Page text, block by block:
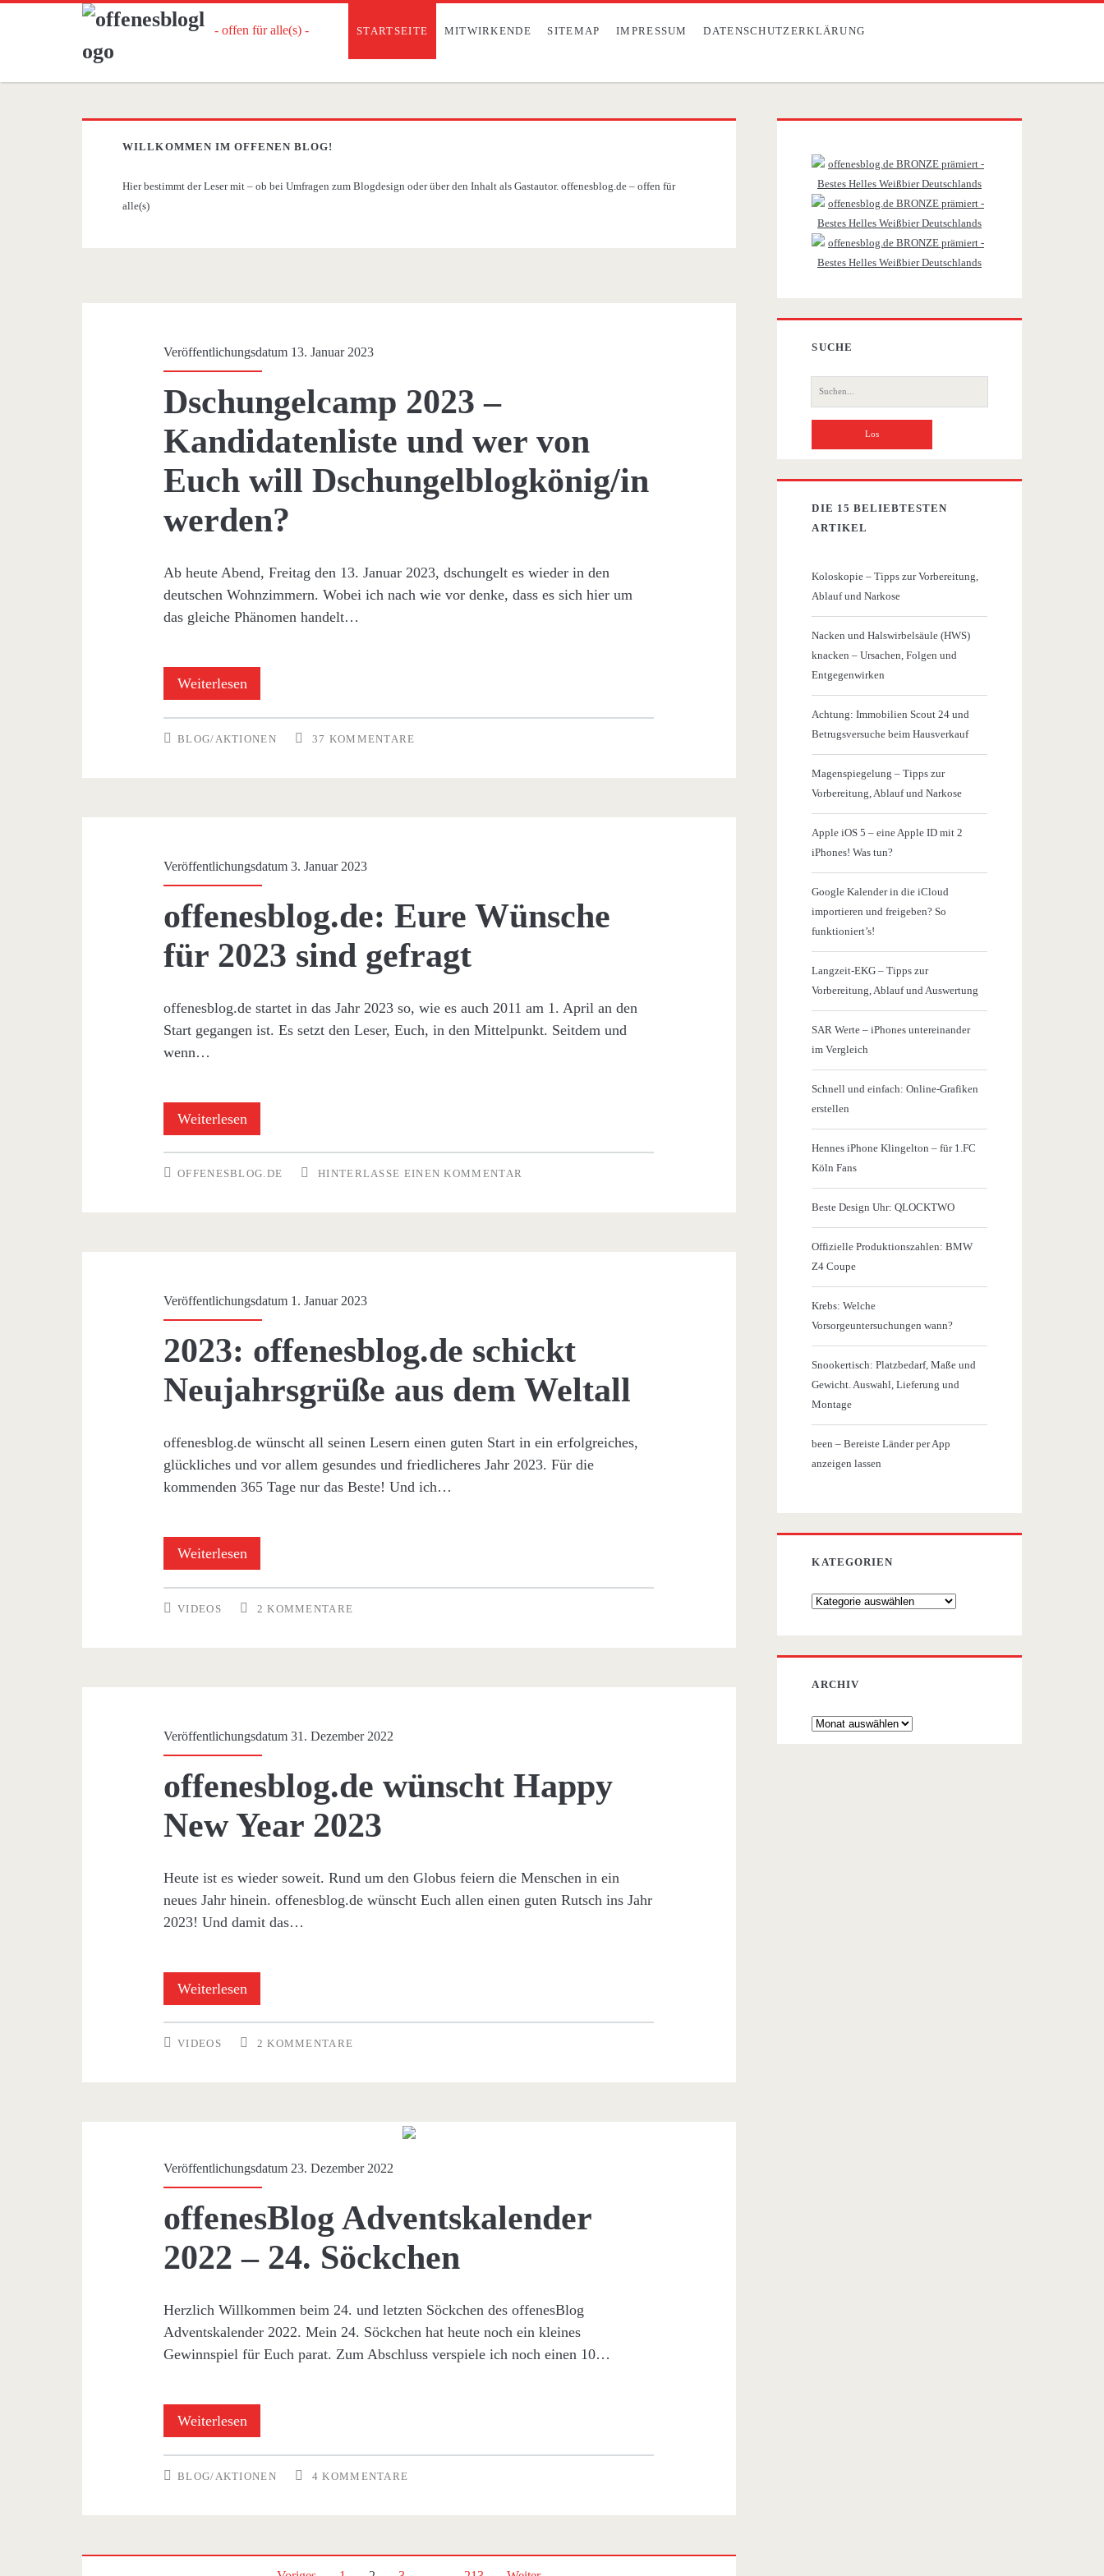
- offen für alle(s) - STARTSEITE MITWIRKENDE SITEMAP IMPRESSUM DATENSCHUTZERKLÄRUNG
WILLKOMMEN IM OFFENEN BLOG!
Hier bestimmt der Leser mit – ob bei Umfragen zum Blogdesign oder über den Inhalt als Gastautor. offenesblog.de – offen für
alle(s)
BeiträgeVeröffentlichungsdatum 13. Januar 2023
Dschungelcamp 2023 –
Kandidatenliste und wer von
Euch will Dschungelblogkönig/in
werden?
Ab heute Abend, Freitag den 13. Januar 2023, dschungelt es wieder in den
deutschen Wohnzimmern. Wobei ich nach wie vor denke, dass es sich hier um
das gleiche Phänomen handelt…
WeiterlesenDschungelcamp
2023
Euch
will
Dschungelblogkönig/in
werden?
BLOG/AKTIONEN 37 KOMMENTARE
Veröffentlichungsdatum 3. Januar 2023
offenesblog.de: Eure Wünsche
für 2023 sind gefragt
offenesblog.de startet in das Jahr 2023 so, wie es auch 2011 am 1. April an den
Start gegangen ist. Es setzt den Leser, Euch, in den Mittelpunkt. Seitdem und
wenn…
Weiterlesenoffenesblog.de:
Eure
OFFENESBLOG.DE HINTERLASSE EINEN KOMMENTAR
Veröffentlichungsdatum 1. Januar 2023
2023: offenesblog.de schickt
Neujahrsgrüße aus dem Weltall
offenesblog.de wünscht all seinen Lesern einen guten Start in ein erfolgreiches,
glückliches und vor allem gesundes und friedlicheres Jahr 2023. Für die
kommenden 365 Tage nur das Beste! Und ich…
Weiterlesen2023:
offenesblog.de
VIDEOS 2 KOMMENTARE
Veröffentlichungsdatum 31. Dezember 2022
offenesblog.de wünscht Happy
New Year 2023
Heute ist es wieder soweit. Rund um den Globus feiern die Menschen in ein
neues Jahr hinein. offenesblog.de wünscht Euch allen einen guten Rutsch ins Jahr
2023! Und damit das…
Weiterlesenoffenesblog.de
wünscht
VIDEOS 2 KOMMENTARE
Veröffentlichungsdatum 23. Dezember 2022
offenesBlog Adventskalender
2022 – 24. Söckchen
Herzlich Willkommen beim 24. und letzten Söckchen des offenesBlog
Adventskalender 2022. Mein 24. Söckchen hat heute noch ein kleines
Gewinnspiel für Euch parat. Zum Abschluss verspiele ich noch einen 10…
WeiterlesenoffenesBlog
Adventskalender
24.
BLOG/AKTIONEN 4 KOMMENTARE
Sidebar
SUCHE
Suche
nach:
DIE 15 BELIEBTESTEN
ARTIKEL
Koloskopie – Tipps zur Vorbereitung,
Ablauf und Narkose
Nacken und Halswirbelsäule (HWS)
knacken – Ursachen, Folgen und
Entgegenwirken
Achtung: Immobilien Scout 24 und
Betrugsversuche beim Hausverkauf
Magenspiegelung – Tipps zur
Vorbereitung, Ablauf und Narkose
Apple iOS 5 – eine Apple ID mit 2
iPhones! Was tun?
Google Kalender in die iCloud
importieren und freigeben? So
funktioniert’s!
Langzeit-EKG – Tipps zur
Vorbereitung, Ablauf und Auswertung
SAR Werte – iPhones untereinander
im Vergleich
Schnell und einfach: Online-Grafiken
erstellen
Hennes iPhone Klingelton – für 1.FC
Köln Fans
Beste Design Uhr: QLOCKTWO
Offizielle Produktionszahlen: BMW
Z4 Coupe
Krebs: Welche
Vorsorgeuntersuchungen wann?
Snookertisch: Platzbedarf, Maße und
Gewicht. Auswahl, Lieferung und
Montage
been – Bereiste Länder per App
anzeigen lassen
KATEGORIEN
Kategorien
ARCHIV
Archiv